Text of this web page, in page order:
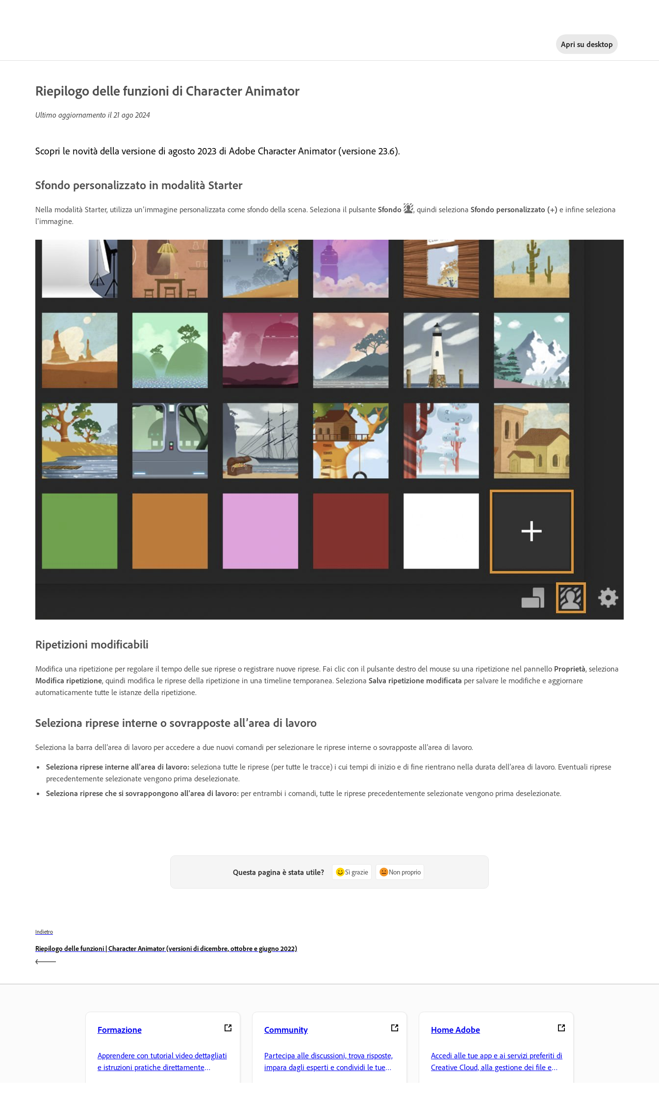
Apri su desktop
Riepilogo delle funzioni di Character Animator
Ultimo aggiornamento il21 ago 2024
Scopri le novità della versione di agosto 2023 di Adobe Character Animator (versione 23.6).
Sfondo personalizzato in modalità Starter
Nella modalità Starter, utilizza un’immagine personalizzata come sfondo della scena. Seleziona il pulsante Sfondo , quindi seleziona Sfondo personalizzato (+) e infine seleziona
l’immagine.
Ripetizioni modificabili
Modifica una ripetizione per regolare il tempo delle sue riprese o registrare nuove riprese. Fai clic con il pulsante destro del mouse su una ripetizione nel pannello Proprietà, seleziona
Modifica ripetizione, quindi modifica le riprese della ripetizione in una timeline temporanea. Seleziona Salva ripetizione modificata per salvare le modifiche e aggiornare
automaticamente tutte le istanze della ripetizione.
Seleziona riprese interne o sovrapposte all’area di lavoro
Seleziona la barra dell’area di lavoro per accedere a due nuovi comandi per selezionare le riprese interne o sovrapposte all’area di lavoro.
Seleziona riprese interne all’area di lavoro: seleziona tutte le riprese (per tutte le tracce) i cui tempi di inizio e di fine rientrano nella durata dell’area di lavoro. Eventuali riprese
precedentemente selezionate vengono prima deselezionate.
Seleziona riprese che si sovrappongono all’area di lavoro: per entrambi i comandi, tutte le riprese precedentemente selezionate vengono prima deselezionate.
Questa pagina è stata utile? Sì grazie Non proprio
Indietro
Riepilogo delle funzioni | Character Animator (versioni di dicembre, ottobre e giugno 2022)
Formazione
Apprendere con tutorial video dettagliati
e istruzioni pratiche direttamente
Community
Partecipa alle discussioni, trova risposte,
impara dagli esperti e condividi le tue
Home Adobe
Accedi alle tue app e ai servizi preferiti di
Creative Cloud, alla gestione dei file e